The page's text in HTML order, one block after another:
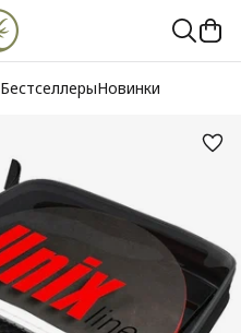
БестселлерыНовинки